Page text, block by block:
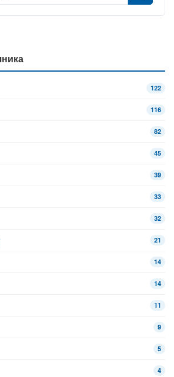
122
116
82
45
39
33
32
21
14
14
11
9
5
4